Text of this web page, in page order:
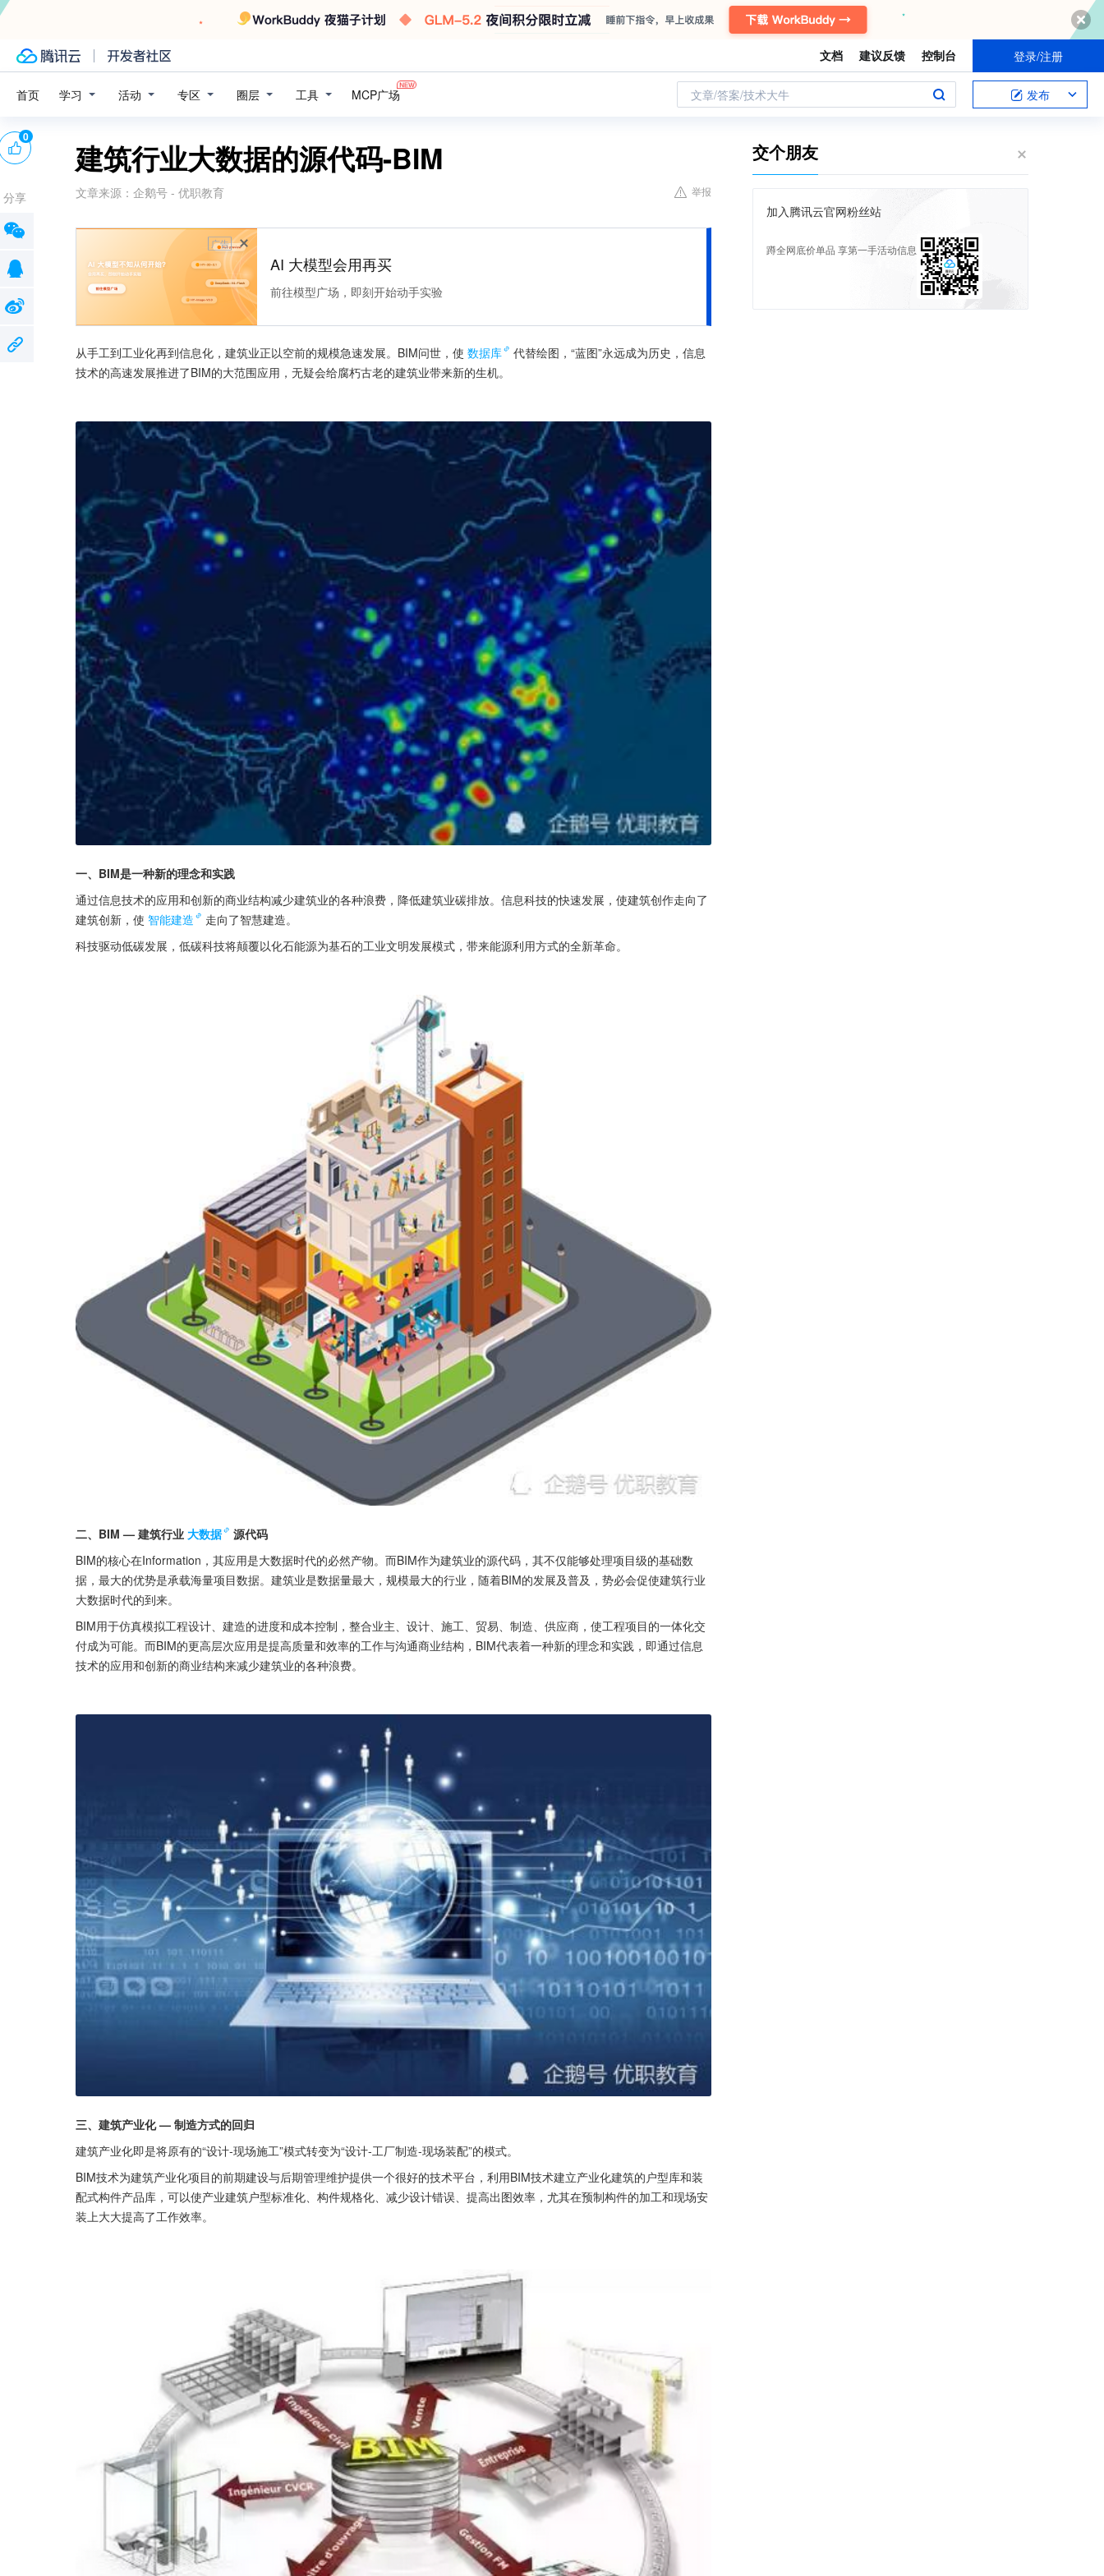
文档 建议反馈 控制台 登录/注册
首页 学习 活动 专区 圈层 工具 MCP广场 文章/答案/技术大牛 发布
建筑行业大数据的源代码-BIM
文章来源： 企鹅号 - 优职教育 举报
广告
AI 大模型会用再买
前往模型广场，即刻开始动手实验
从手工到工业化再到信息化，建筑业正以空前的规模急速发展。BIM问世，使 数据库
代替绘图，“蓝图”永远成为历史，信息
技术的高速发展推进了BIM的大范围应用，无疑会给腐朽古老的建筑业带来新的生机。
一、BIM是一种新的理念和实践
通过信息技术的应用和创新的商业结构减少建筑业的各种浪费，降低建筑业碳排放。信息科技的快速发展，使建筑创作走向了
建筑创新，使 智能建造
走向了智慧建造。
科技驱动低碳发展，低碳科技将颠覆以化石能源为基石的工业文明发展模式，带来能源利用方式的全新革命。
二、BIM — 建筑行业 大数据
源代码
BIM的核心在Information，其应用是大数据时代的必然产物。而BIM作为建筑业的源代码，其不仅能够处理项目级的基础数
据，最大的优势是承载海量项目数据。建筑业是数据量最大，规模最大的行业，随着BIM的发展及普及，势必会促使建筑行业
大数据时代的到来。
BIM用于仿真模拟工程设计、建造的进度和成本控制，整合业主、设计、施工、贸易、制造、供应商，使工程项目的一体化交
付成为可能。而BIM的更高层次应用是提高质量和效率的工作与沟通商业结构，BIM代表着一种新的理念和实践，即通过信息
技术的应用和创新的商业结构来减少建筑业的各种浪费。
三、建筑产业化 — 制造方式的回归
建筑产业化即是将原有的“设计-现场施工”模式转变为“设计-工厂制造-现场装配”的模式。
BIM技术为建筑产业化项目的前期建设与后期管理维护提供一个很好的技术平台，利用BIM技术建立产业化建筑的户型库和装
配式构件产品库，可以使产业建筑户型标准化、构件规格化、减少设计错误、提高出图效率，尤其在预制构件的加工和现场安
装上大大提高了工作效率。
0
分享
交个朋友
加入腾讯云官网粉丝站
蹲全网底价单品 享第一手活动信息